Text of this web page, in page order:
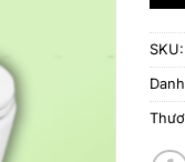
SKU: